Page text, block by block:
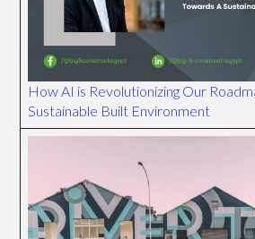
How AI is Revolutionizing Our
Sustainable Built Environment